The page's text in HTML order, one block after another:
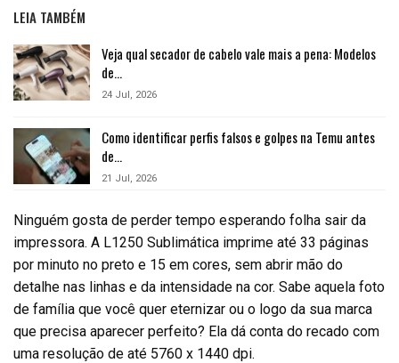
LEIA TAMBÉM
Veja qual secador de cabelo vale mais a pena: Modelos
de…
24 Jul, 2026
Como identificar perfis falsos e golpes na Temu antes
de…
21 Jul, 2026
Ninguém gosta de perder tempo esperando folha sair da
impressora. A L1250 Sublimática imprime até 33 páginas
por minuto no preto e 15 em cores, sem abrir mão do
detalhe nas linhas e da intensidade na cor. Sabe aquela foto
de família que você quer eternizar ou o logo da sua marca
que precisa aparecer perfeito? Ela dá conta do recado com
uma resolução de até 5760 x 1440 dpi.